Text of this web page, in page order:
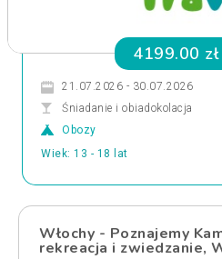
4199.00 zł
21.07.2026 - 30.07.2026
Śniadanie i obiadokolacja
Obozy
Wiek: 13 - 18 lat
Włochy - Poznajemy
rekreacja i zwiedzanie,